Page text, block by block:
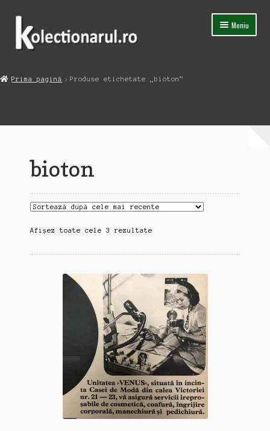
Sari
navigare
Sari
conținut
Meniu
Contact
Prima pagină Produse etichetate „bioton”
bioton
Afișez toate cele 3 rezultateSortat
cele
recente